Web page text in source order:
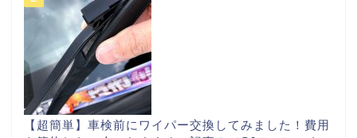
【超簡単】車検前にワイパー交換してみました！費用